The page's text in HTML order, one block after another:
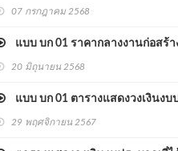
07 กรกฎาคม 2568
แบบ บก 01 ราคากลางงานก่อสร้
20 มิถุนายน 2568
แบบ บก 01 ตารางแสดงวงเงินง
29 พฤศจิกายน 2567